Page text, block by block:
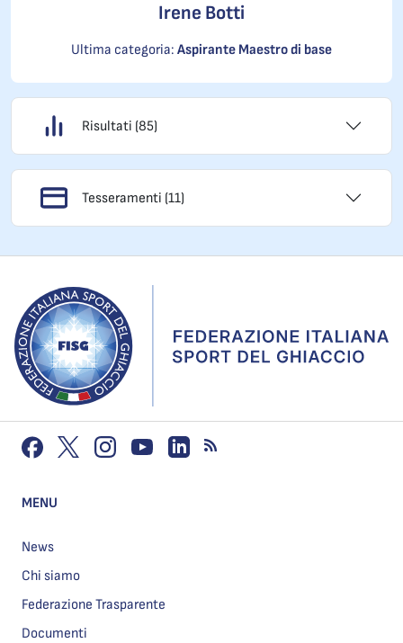
Irene Botti
Ultima categoria: Aspirante Maestro di base
Risultati (85)
Tesseramenti (11)
MENU
News
Chi siamo
Federazione Trasparente
Documenti